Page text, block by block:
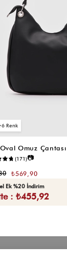
6
Omuz
(171)📷
₺569,90
Ek %20 İndirim
: ₺455,92